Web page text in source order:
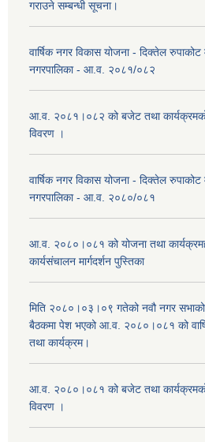
गराउने सम्बन्धी सूचना।
वार्षिक नगर विकास योजना - दिक्तेल रुपाकोट
नगरपालिका - आ.व. २०८१/०८२
आ.व. २०८१।०८२ को बजेट तथा कार्यक्रमको
विवरण ।
वार्षिक नगर विकास योजना - दिक्तेल रुपाकोट
नगरपालिका - आ.व. २०८०/०८१
आ.व. २०८०।०८१ को योजना तथा
कार्यसंचालन मार्गदर्शन पुस्तिका
मिति २०८०।०३।०९ गतेको नवौ नगर
बैठकमा पेश भएको आ.व. २०८०।०८१ को
तथा कार्यक्रम।
आ.व. २०८०।०८१ को बजेट तथा कार्यक्रमको
विवरण ।